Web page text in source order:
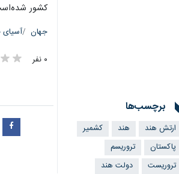
کشور شده‌است که از
جهان آسیای
۰ نفر
برچسب‌ها
ارتش هند هند
کشمیر
پاکستان
تروریسم
تروریست
دولت هند